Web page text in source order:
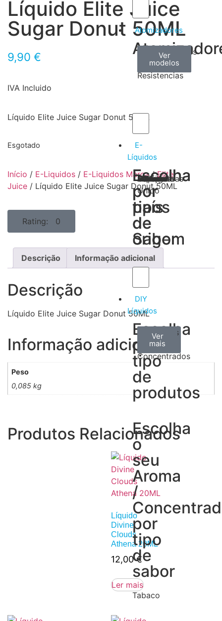
Atomizadores
Claromizadores
Ver
modelos
Reconstruíveis
Ver
modelos
Resistencias
Ver
modelos
E-
Líquidos
Escolha
por
tipos
de
Sabor
Tabaco
Frutas
Bebidas
Frescos
Sobremesas
Escolha
por
país
de
origem
Portugal
Alemanha
USA
Reino
Unido
Canadá
França
Malásia
Filipinas
Espanha
Polónia
Grécia
DIY
Líquidos
Escolha
por
tipo
de
produtos
Aromas
Concentrados
Ver
todos
Bases
Ver
mais
Accesorios
Ver
mais
Escolha
o
seu
Aroma
/
por
tipo
de
sabor
Tabaco
Líquido Elite Juice
Sugar Donut 50ML
9,90 €
IVA Incluido
Líquido Elite Juice Sugar Donut 50ML
Esgotado
Início / E-Liquidos / E-Liquidos Marca/Elite
Juice / Líquido Elite Juice Sugar Donut 50ML
Rating: 0
Descrição Informação adicional
Descrição
Líquido Elite Juice Sugar Donut 50ML
Informação adicional
Peso
0,085 kg
Produtos Relacionados
Líquido
Divine
Clouds
Athena 20ML
12,00€
Ler mais